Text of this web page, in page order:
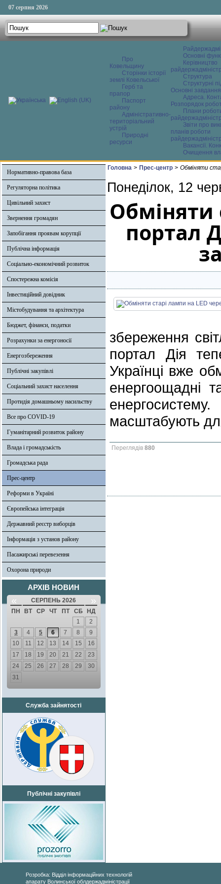
07 серпня 2026
Про
Ковельщину
Сторінки історії
землі Ковельської
Герб та
прапор
Паспорт
району
Адміністративно-
територіальний
устрій
Природні
ресурси
Основні
Керівництво
Структура
Структурні
Основні завдання
Адреса.
Розпорядок
Плани
Звіти про
планів роботи
Вакансії.
Очищення
Нормативно-правова база
Регуляторна політика
Цивільний захист
Звернення громадян
Запобігання проявам корупції
Публічна інформація
Соціально-економічний розвиток
Спостережна комісія
Інвестиційний довідник
Містобудування та архітектура
Бюджет, фінанси, податки
Розрахунки за енергоносії
Енергозбереження
Публічні закупівлі
Соціальний захист населення
Протидія домашньому насильству
Все про COVID-19
Гуманітарний розвиток району
Влада і громадськість
Громадська рада
Прес-центр
Реформи в Україні
Європейська інтеграція
Державний реєстр виборців
Інформація з установ району
Пасажирські перевезення
Охорона природи
АРХІВ НОВИН
« СЕРПЕНЬ 2026 »
ПН ВТ СР ЧТ ПТ СБ
НД
1
2
3
4 5 6 7 8
9
10
11 12 13 14 15
16
17
18 19 20 21 22
23
24
25 26 27 28 29
30
31
Служба зайнятості
Публічні закупівлі
Головна > Прес-центр > Обміняти
Понеділок, 12
Обміняти
портал
збереження
портал Дія
Українці вже
енергоощадні
масштабують
Переглядів 880
Розробка: Відділ інформаційних технологій
апарату Волинської облдержадміністрації